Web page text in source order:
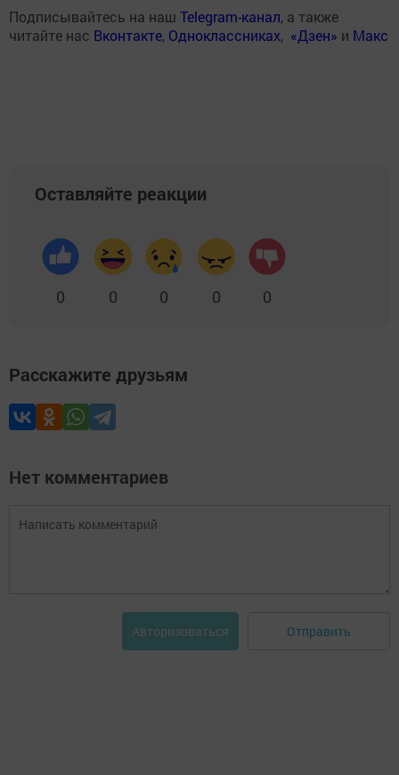
Подписывайтесь на наш Telegram-канал, а также
читайте нас Вконтакте, Одноклассниках, «Дзен» и Макс
Оставляйте реакции
0 0 0 0 0
Расскажите друзьям
Нет комментариев
Авторизоваться Отправить